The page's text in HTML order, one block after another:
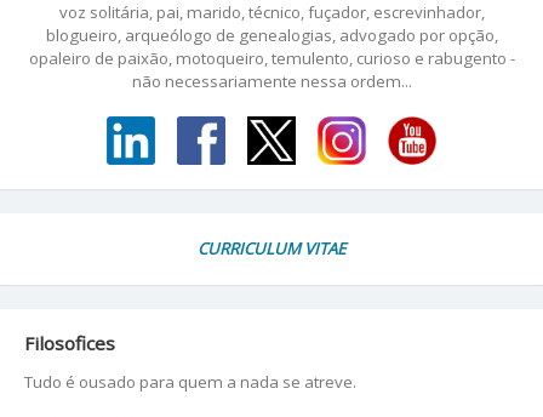
voz solitária, pai, marido, técnico, fuçador, escrevinhador,
blogueiro, arqueólogo de genealogias, advogado por opção,
opaleiro de paixão, motoqueiro, temulento, curioso e rabugento -
não necessariamente nessa ordem...
CURRICULUM VITAE
Filosofices
Tudo é ousado para quem a nada se atreve.